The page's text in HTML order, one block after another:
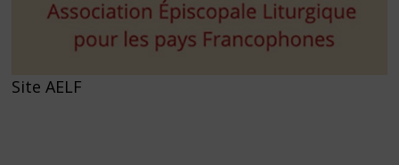
Site AELF